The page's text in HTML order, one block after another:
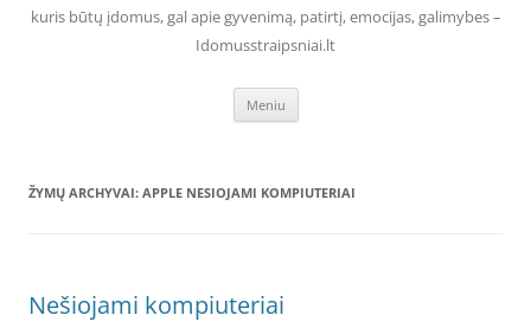
kuris būtų įdomus, gal apie gyvenimą, patirtį, emocijas, galimybes –
Idomusstraipsniai.lt
Meniu
ŽYMŲ ARCHYVAI: APPLE NESIOJAMI KOMPIUTERIAI
Nešiojami kompiuteriai